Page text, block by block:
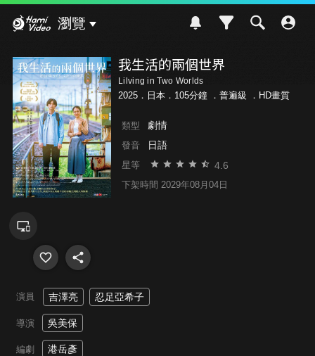
瀏覽
我生活的兩個世界
Lilving in Two Worlds
2025．日本．105分鐘 ． 普遍級 ．HD畫質
類型 劇情
發音 日語
星等 4.6
下架時間 2029年08月04日
演員 吉澤亮 忍足亞希子
導演 吳美保
編劇 港岳彥